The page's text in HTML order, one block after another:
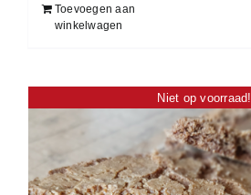
Toevoegen aan
winkelwagen
Niet op voorraad!